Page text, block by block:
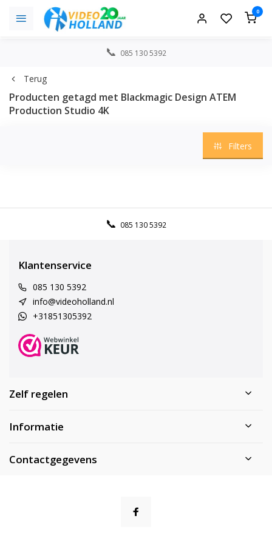
0
085 130 5392
Terug
Producten getagd met Blackmagic Design ATEM
Production Studio 4K
Filters
085 130 5392
Klantenservice
085 130 5392
info@videoholland.nl
+31851305392
Zelf regelen
Informatie
Contactgegevens